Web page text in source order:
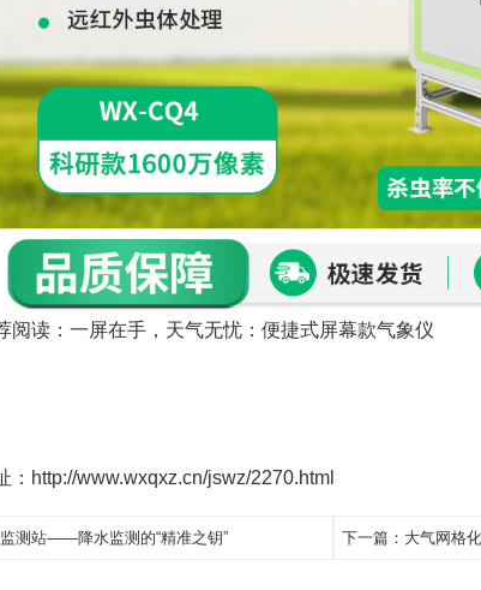
阅读： 一屏在手，天气无忧：便捷式屏幕款气象仪
：http://www.wxqxz.cn/jswz/2270.html
测站——降水监测的“精准之钥” 下一篇： 大气网格